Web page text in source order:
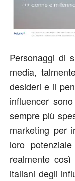
Personaggi di
media,
desideri e il
influencer
sempre più
marketing per
loro
realmente
italiani degli